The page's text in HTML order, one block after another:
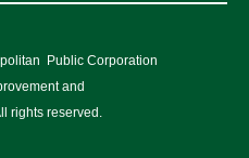
Public Corporation
and
rights reserved.